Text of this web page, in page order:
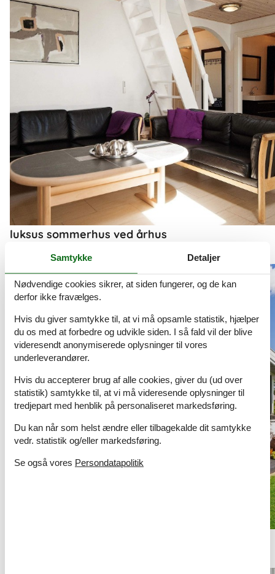
luksus sommerhus ved århus
OmÅrhus Bugt
Samtykke Detaljer
Nødvendige cookies sikrer, at siden fungerer, og de kan
derfor ikke fravælges.
Hvis du giver samtykke til, at vi må opsamle statistik, hjælper
du os med at forbedre og udvikle siden. I så fald vil der blive
videresendt anonymiserede oplysninger til vores
underleverandører.
Hvis du accepterer brug af alle cookies, giver du (ud over
statistik) samtykke til, at vi må videresende oplysninger til
tredjepart med henblik på personaliseret markedsføring.
Du kan når som helst ændre eller tilbagekalde dit samtykke
vedr. statistik og/eller markedsføring.
Se også vores Persondatapolitik